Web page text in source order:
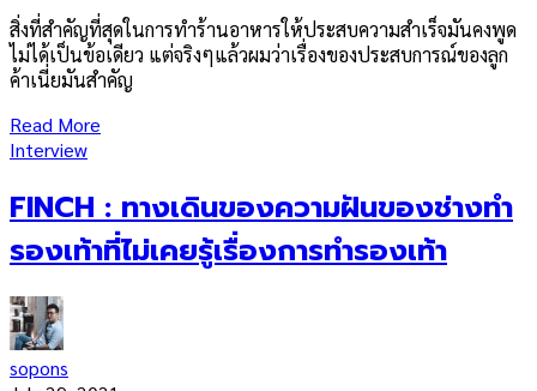
สิ่งที่สำคัญที่สุดในการทำร้านอาหารให้ประสบความสำเร็จมันคงพูด
ไม่ได้เป็นข้อเดียว แต่จริงๆแล้วผมว่าเรื่องของประสบการณ์ของลูก
ค้าเนี่ยมันสำคัญ
Read More
Interview
FINCH : ทางเดินของความฝันของช่างทำ
รองเท้าที่ไม่เคยรู้เรื่องการทำรองเท้า
sopons